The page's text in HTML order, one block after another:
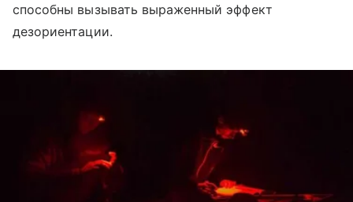
способны вызывать выраженный эффект
дезориентации.